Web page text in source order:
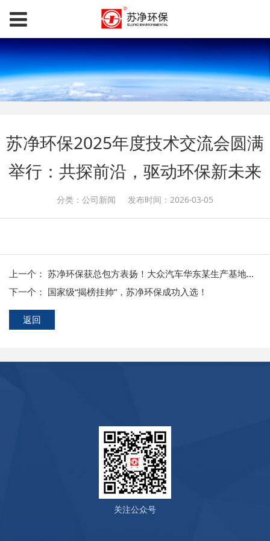
苏净环保2025年度技术交流会圆满
举行：共探前沿，驱动环保新未来
分类：公司新闻 发布时间：2026-03-05
上一个：苏净环保获总包方表扬！大众汽车华东某生产基地污水处理项目交出亮眼答卷
下一个： 国家级“揭榜挂帅”，苏净环保成功入选！
返回
关注公众号